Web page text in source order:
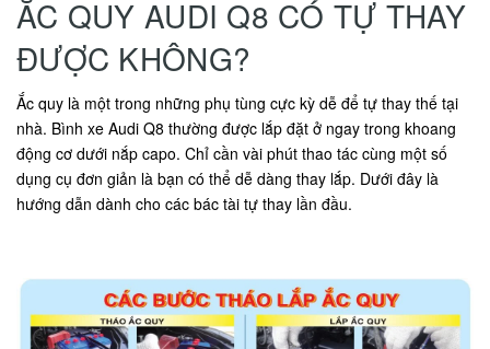
ẮC QUY AUDI Q8 CÓ TỰ THAY
ĐƯỢC KHÔNG?
Ắc quy là một trong những phụ tùng cực kỳ dễ để tự thay thế tại
nhà. Bình xe Audi Q8 thường được lắp đặt ở ngay trong khoang
động cơ dưới nắp capo. Chỉ cần vài phút thao tác cùng một số
dụng cụ đơn giản là bạn có thể dễ dàng thay lắp. Dưới đây là
hướng dẫn dành cho các bác tài tự thay lần đầu.